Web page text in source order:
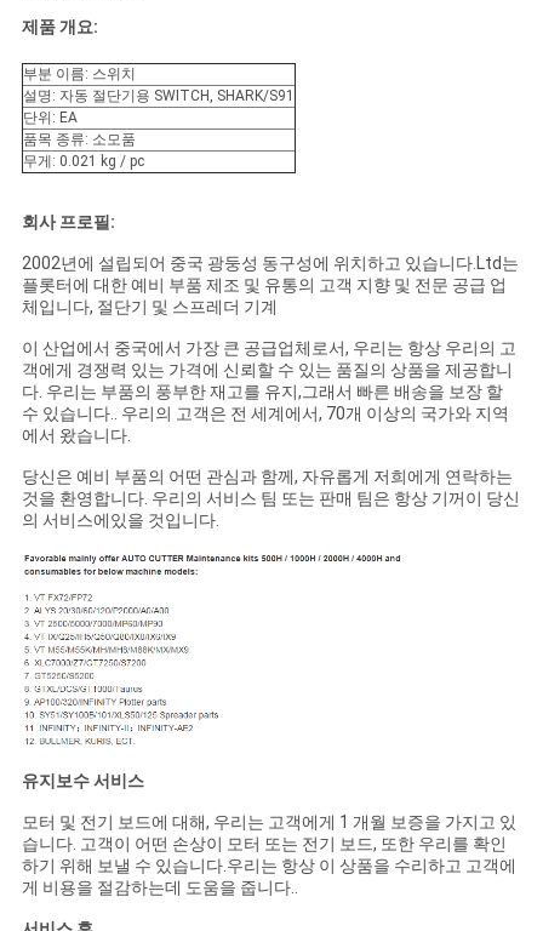
인
용
문
을
요
구
하
세
요
사
이
트
맵
PRIVACY
POLICY
제품 개요:
부분 이름: 스위치
설명: 자동 절단기용 SWITCH, SHARK/S91
단위: EA
품목 종류: 소모품
무게: 0.021 kg / pc
회사 프로필:
2002년에 설립되어 중국 광둥성 동구성에 위치하고 있습니다.Ltd는
플롯터에 대한 예비 부품 제조 및 유통의 고객 지향 및 전문 공급 업
체입니다, 절단기 및 스프레더 기계
이 산업에서 중국에서 가장 큰 공급업체로서, 우리는 항상 우리의 고
객에게 경쟁력 있는 가격에 신뢰할 수 있는 품질의 상품을 제공합니
다. 우리는 부품의 풍부한 재고를 유지,그래서 빠른 배송을 보장 할
수 있습니다.. 우리의 고객은 전 세계에서, 70개 이상의 국가와 지역
에서 왔습니다.
당신은 예비 부품의 어떤 관심과 함께, 자유롭게 저희에게 연락하는
것을 환영합니다. 우리의 서비스 팀 또는 판매 팀은 항상 기꺼이 당신
의 서비스에있을 것입니다.
유지보수 서비스
모터 및 전기 보드에 대해, 우리는 고객에게 1 개월 보증을 가지고 있
습니다. 고객이 어떤 손상이 모터 또는 전기 보드, 또한 우리를 확인
하기 위해 보낼 수 있습니다.우리는 항상 이 상품을 수리하고 고객에
게 비용을 절감하는데 도움을 줍니다..